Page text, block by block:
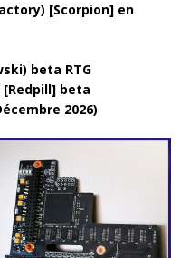
[Scorpion] en
beta RTG
[Redpill] beta
2026)